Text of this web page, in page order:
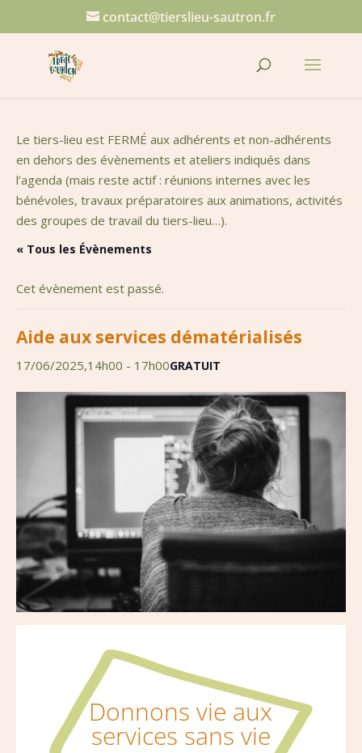
contact@tierslieu-sautron.fr
Le tiers-lieu est FERMÉ aux adhérents et non-adhérents
en dehors des évènements et ateliers indiqués dans
l’agenda (mais reste actif : réunions internes avec les
bénévoles, travaux préparatoires aux animations, activités
des groupes de travail du tiers-lieu…).
« Tous les Évènements
Cet évènement est passé.
Aide aux services dématérialisés
17/06/2025,14h00 - 17h00GRATUIT
Donnons vie aux
services sans vie